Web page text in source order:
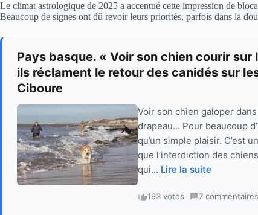
Le climat astrologique de 2025 a accentué cette impression de
Beaucoup de signes ont dû revoir leurs priorités, parfois dans la
Pays basque. « Voir son chien courir
ils réclament le retour des canidés sur
Ciboure
Voir son chien galoper
drapeau... Pour beaucoup
qu’un simple plaisir. C’est
que l’interdiction des
qui... Lire la suite
193 votes · 7 commentaires